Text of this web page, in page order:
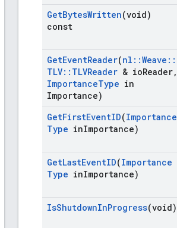
GetBytesWritten(void)
const
GetEventReader(nl ::Weave ::
TLV:: TLVReader & ioReader,
ImportanceType in
Importance)
GetFirstEventID(Importance
Type inImportance)
GetLastEventID(Importance
Type inImportance)
IsShutdownInProgress(void)